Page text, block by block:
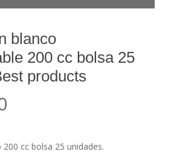
blanco
200 cc bolsa 25
products
El
actual
es:cc bolsa 25 unidades.